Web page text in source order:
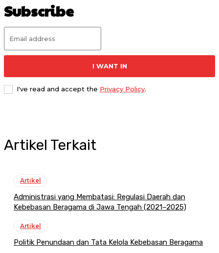
Subscribe
I WANT IN
I've read and accept the Privacy Policy.
Artikel Terkait
Artikel
Administrasi yang Membatasi: Regulasi Daerah dan
Kebebasan Beragama di Jawa Tengah (2021–2025)
Artikel
Politik Penundaan dan Tata Kelola Kebebasan Beragama